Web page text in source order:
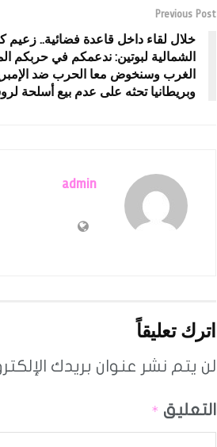
Previous Post
خلال لقاء داخل قاعدة فضائية.. زعيم
الشمالية لبوتين: ندعمكم في حربكم
الغرب وسنخوض معا الحرب ضد
وبريطانيا تحثه على عدم بيع أسلحة
admin
اترك تعليقاً
لن يتم نشر عنوان بريدك
التعليق *